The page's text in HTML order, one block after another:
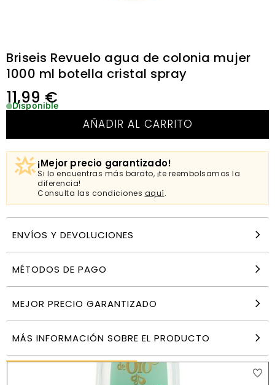
Briseis Revuelo agua de colonia mujer
1000 ml botella cristal spray
11,99€
Disponible
AÑADIR AL CARRITO
¡Mejor precio garantizado!
Si lo encuentras más barato, ¡te reembolsamos la
diferencia!
Consulta las condiciones aquí.
ENVÍOS Y DEVOLUCIONES
MÉTODOS DE PAGO
MEJOR PRECIO GARANTIZADO
MÁS INFORMACIÓN SOBRE EL PRODUCTO
botella cristal spray
11,99€
AÑADIR
PRODUCTOS SIMILARES